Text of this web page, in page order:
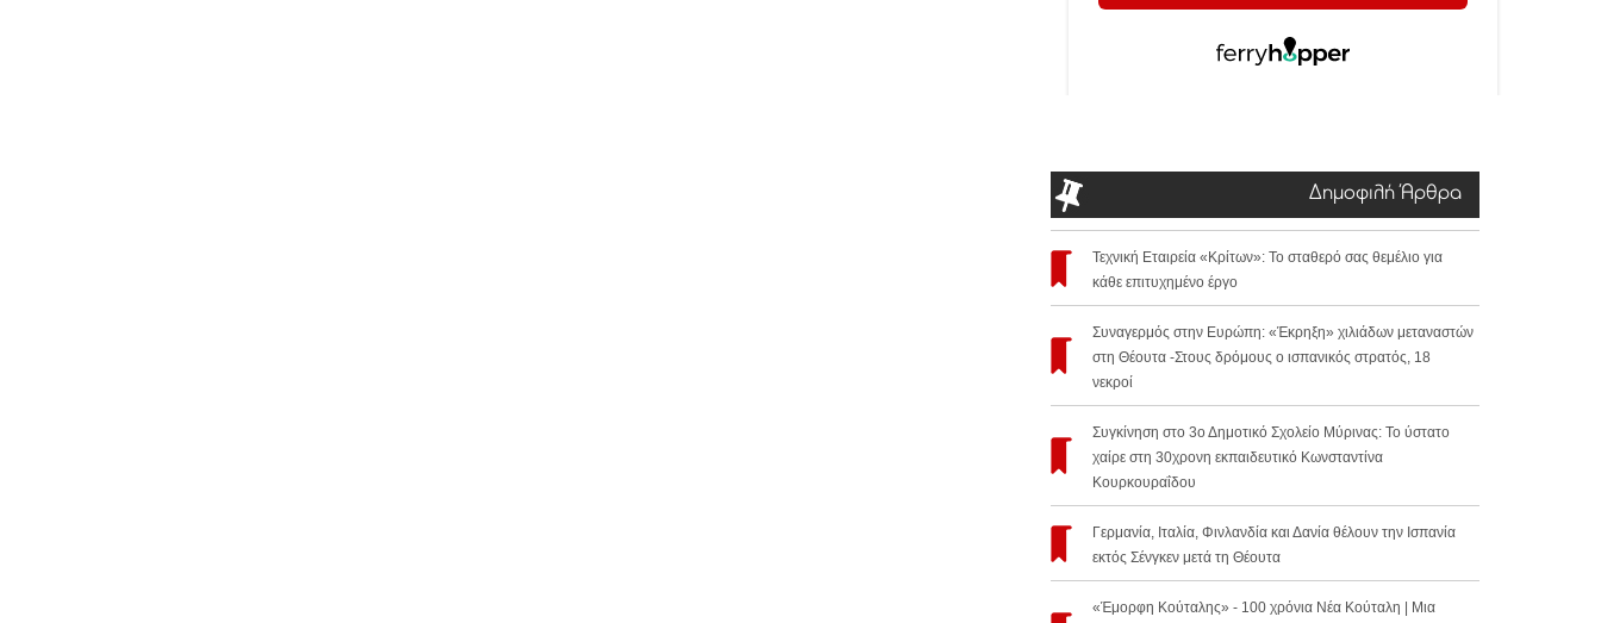
Δημοφιλή Άρθρα
Τεχνική Εταιρεία «Κρίτων»: Το σταθερό σας θεμέλιο για
κάθε επιτυχημένο έργο
Συναγερμός στην Ευρώπη: «Έκρηξη» χιλιάδων μεταναστών
στη Θέουτα -Στους δρόμους ο ισπανικός στρατός, 18
νεκροί
Συγκίνηση στο 3ο Δημοτικό Σχολείο Μύρινας: Το ύστατο
χαίρε στη 30χρονη εκπαιδευτικό Κωνσταντίνα
Κουρκουραΐδου
Γερμανία, Ιταλία, Φινλανδία και Δανία θέλουν την Ισπανία
εκτός Σένγκεν μετά τη Θέουτα
«Έμορφη Κούταλης» - 100 χρόνια Νέα Κούταλη | Μια